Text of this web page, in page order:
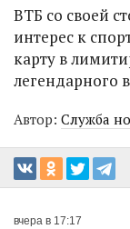
ВТБ со своей
интерес к
карту в
легендарного
Автор: Служба
вчера в 17:17